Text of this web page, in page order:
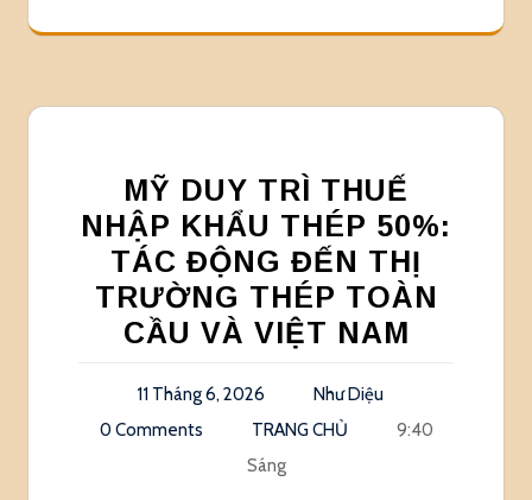
MỸ DUY TRÌ THUẾ
NHẬP KHẨU THÉP 50%:
TÁC ĐỘNG ĐẾN THỊ
TRƯỜNG THÉP TOÀN
CẦU VÀ VIỆT NAM
11 Tháng 6, 2026
Như Diệu
0 Comments
TRANG CHỦ
9:40
Sáng